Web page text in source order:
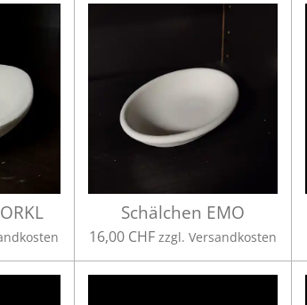
Schälchen EMO
16,00 CHF zzgl. Versandkosten